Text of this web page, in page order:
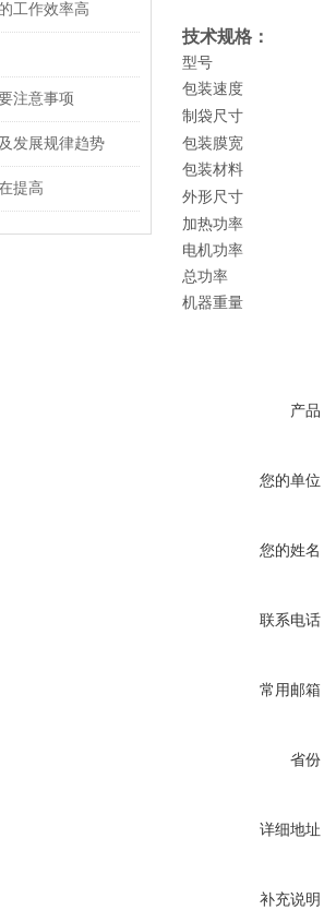
工作效率高
注意事项
发展规律趋势
提高
技术规格：
型号
包装速度
制袋尺寸
包装膜宽
包装材料
外形尺寸
加热功率
电机功率
总功率
机器重量
产品
您的单位
您的姓名
联系电话
常用邮箱
省份
详细地址
补充说明